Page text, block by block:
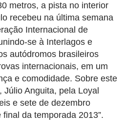
metros, a pista no interior
recebeu na última semana
Internacional de
se à Interlagos e
autódromos brasileiros
internacionais, em um
e comodidade. Sobre este
Anguita, pela Loyal
e sete de dezembro
da temporada 2013”.